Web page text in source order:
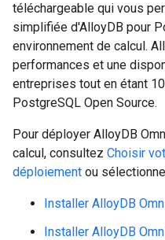
téléchargeable qui vous
simplifiée d'AlloyDB pour
environnement de calcul.
performances et une
entreprises tout en étant
PostgreSQL Open Source.
Pour déployer AlloyDB
calcul, consultez Choisir
déploiement ou
Installer AlloyDB
Installer AlloyDB